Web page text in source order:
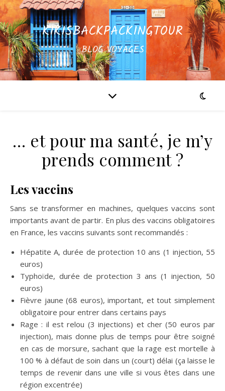
KIKISBACKPACKINGTOUR
BLOG VOYAGES
… et pour ma santé, je m’y
prends comment ?
Les vaccins
Sans se transformer en machines, quelques vaccins sont
importants avant de partir. En plus des vaccins obligatoires
en France, les vaccins suivants sont recommandés :
Hépatite A, durée de protection 10 ans (1 injection, 55
euros)
Typhoïde, durée de protection 3 ans (1 injection, 50
euros)
Fièvre jaune (68 euros), important, et tout simplement
obligatoire pour entrer dans certains pays
Rage : il est relou (3 injections) et cher (50 euros par
injection), mais donne plus de temps pour être soigné
en cas de morsure, sachant que la rage est mortelle à
100 % à défaut de soin dans un (court) délai (ça laisse le
temps de revenir dans une ville si vous êtes dans une
région excentrée)